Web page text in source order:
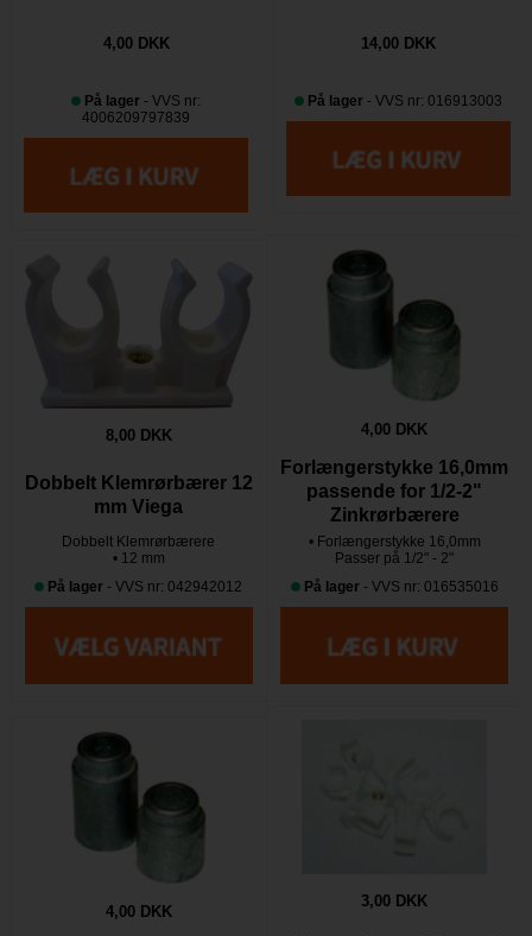
4,00 DKK
På lager - VVS nr:
4006209797839
14,00 DKK
På lager - VVS nr: 016913003
8,00 DKK
Dobbelt Klemrørbærer 12
mm Viega
Dobbelt Klemrørbærere
• 12 mm
På lager - VVS nr: 042942012
4,00 DKK
Forlængerstykke 16,0mm
passende for 1/2-2"
Zinkrørbærere
• Forlængerstykke 16,0mm
Passer på 1/2" - 2"
På lager - VVS nr: 016535016
4,00 DKK
3,00 DKK